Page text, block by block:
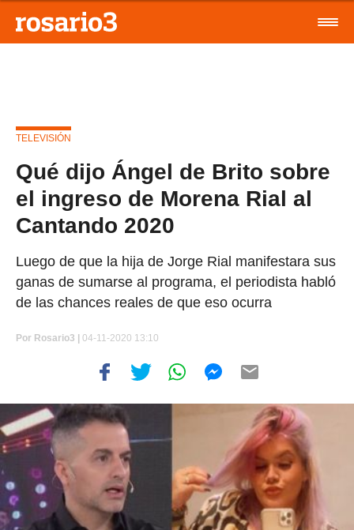
TELEVISIÓN
Qué dijo Ángel de Brito sobre
el ingreso de Morena Rial al
Cantando 2020
Luego de que la hija de Jorge Rial manifestara sus
ganas de sumarse al programa, el periodista habló
de las chances reales de que eso ocurra
Por Rosario3 | 04-11-2020 13:10